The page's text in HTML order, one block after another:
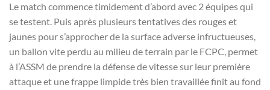
Le match commence timidement d’abord avec 2 équipes qui
se testent. Puis après plusieurs tentatives des rouges et
jaunes pour s’approcher de la surface adverse infructueuses,
un ballon vite perdu au milieu de terrain par le FCPC, permet
à l’ASSM de prendre la défense de vitesse sur leur première
attaque et une frappe limpide très bien travaillée finit au fond